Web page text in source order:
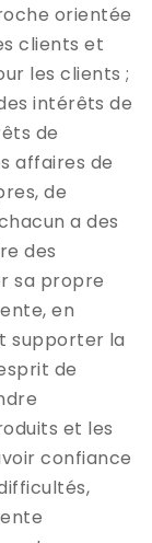
orientée
clients et
les clients ;
intérêts de
de
affaires de
de
a des
des
sa propre
en
supporter la
de
et les
confiance